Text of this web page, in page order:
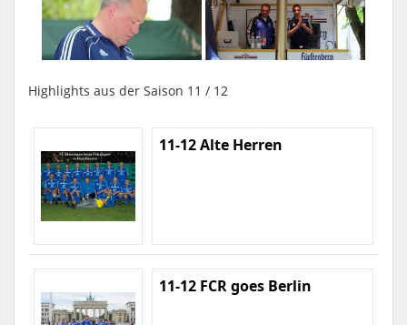
Highlights aus der Saison 11 / 12
11-12 Alte Herren
11-12 FCR goes Berlin